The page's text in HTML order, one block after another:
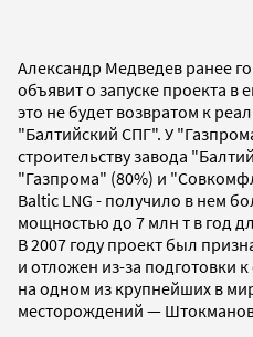
Александр Медведев ранее
объявит о запуске проекта в
это не будет возвратом к
"Балтийский СПГ". У
строительству завода
"Газпрома" (80%) и
Baltic LNG - получило в нем
мощностью до 7 млн т в год
В 2007 году проект был
и отложен из-за подготовки
на одном из крупнейших в
месторождений —